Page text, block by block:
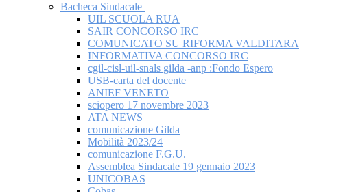
Bacheca Sindacale
UIL SCUOLA RUA
SAIR CONCORSO IRC
COMUNICATO SU RIFORMA VALDITARA
INFORMATIVA CONCORSO IRC
cgil-cisl-uil-snals gilda -anp :Fondo Espero
USB-carta del docente
ANIEF VENETO
sciopero 17 novembre 2023
ATA NEWS
comunicazione Gilda
Mobilità 2023/24
comunicazione F.G.U.
Assemblea Sindacale 19 gennaio 2023
UNICOBAS